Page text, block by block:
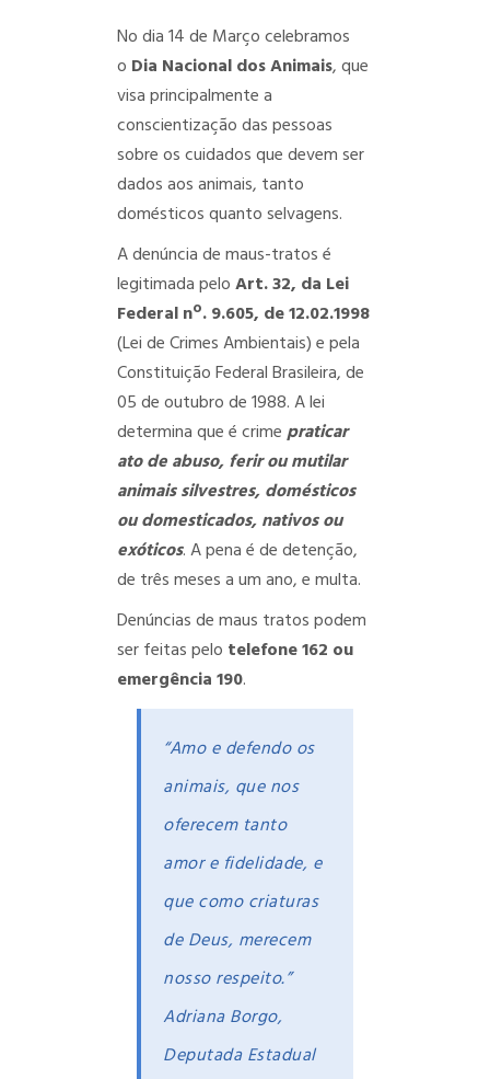
No dia 14 de Março celebramos
o Dia Nacional dos Animais, que
visa principalmente a
conscientização das pessoas
sobre os cuidados que devem ser
dados aos animais, tanto
domésticos quanto selvagens.
A denúncia de maus-tratos é
legitimada peloArt. 32, da Lei
Federal nº. 9.605, de 12.02.1998
(Lei de Crimes Ambientais) e pela
Constituição Federal Brasileira, de
05 de outubro de 1988. A lei
determina que é crimepraticar
ato de abuso, ferir ou mutilar
animais silvestres, domésticos
ou domesticados, nativos ou
exóticos. A pena é de detenção,
de três meses a um ano, e multa.
Denúncias de maus tratos podem
ser feitas pelo telefone 162 ou
emergência 190.
“Amo e defendo os
animais, que nos
oferecem tanto
amor e fidelidade, e
que como criaturas
de Deus, merecem
nosso respeito.”
Adriana Borgo,
Deputada Estadual